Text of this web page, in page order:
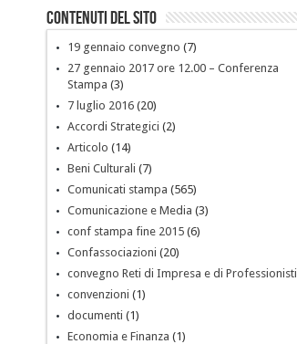
Contenuti del sito
19 gennaio convegno (7)
27 gennaio 2017 ore 12.00 – Conferenza
Stampa (3)
7 luglio 2016(20)
Accordi Strategici (2)
Articolo (14)
Beni Culturali (7)
Comunicati stampa (565)
Comunicazione e Media (3)
conf stampa fine 2015(6)
Confassociazioni (20)
convegno Reti di Impresa e di Professionisti
convenzioni (1)
documenti (1)
Economia e Finanza (1)